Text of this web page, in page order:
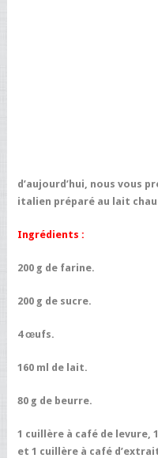
d’aujourd’hui, nous vous
italien préparé au lait
Ingrédients :
200 g de farine.
200 g de sucre.
4 œufs.
160 ml de lait.
80 g de beurre.
1 cuillère à café de levure,
et 1 cuillère à café